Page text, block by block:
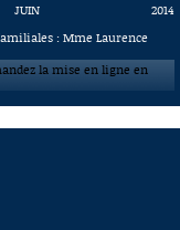
JUIN
2014
: Mme Laurence
la mise en ligne en